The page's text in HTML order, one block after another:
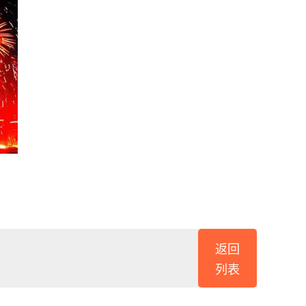
返回
列表